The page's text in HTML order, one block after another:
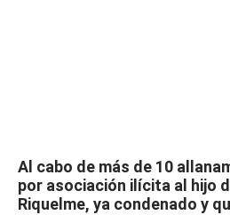
Al cabo de más de 10
por asociación ilícita al hijo
Riquelme, ya condenado y